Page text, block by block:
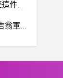
BaseballXXXX- 戰學歷這件事 戰學歷這件事